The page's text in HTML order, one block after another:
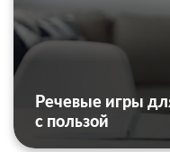
Речевые игры
с пользой